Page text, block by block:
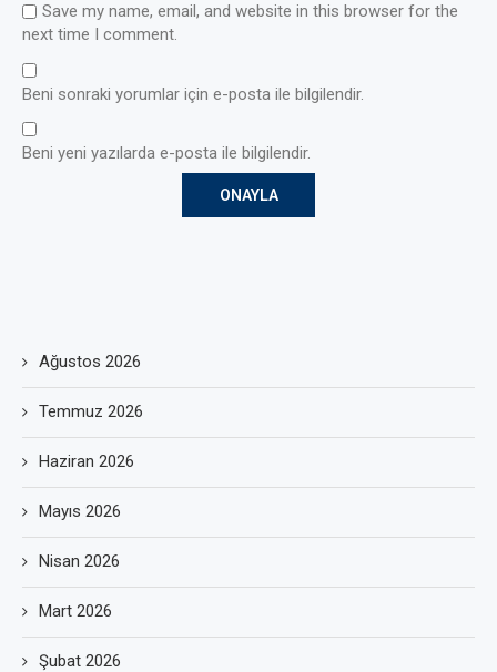
Save my name, email, and website in this browser for the
next time I comment.
Beni sonraki yorumlar için e-posta ile bilgilendir.
Beni yeni yazılarda e-posta ile bilgilendir.
Ağustos 2026
Temmuz 2026
Haziran 2026
Mayıs 2026
Nisan 2026
Mart 2026
Şubat 2026